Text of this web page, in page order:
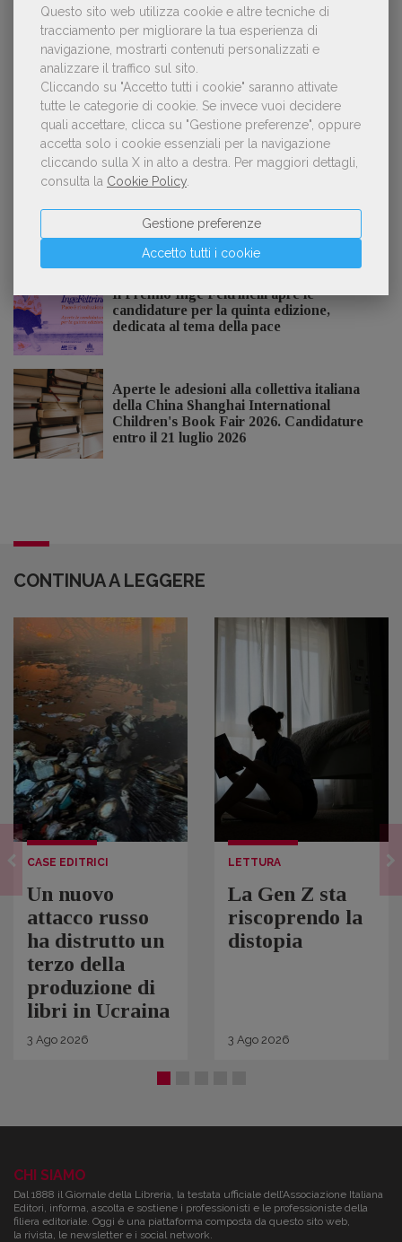
Questo sito web utilizza cookie e altre tecniche di
tracciamento per migliorare la tua esperienza di
navigazione, mostrarti contenuti personalizzati e
analizzare il traffico sul sito.
Cliccando su "Accetto tutti i cookie" saranno attivate
tutte le categorie di cookie. Se invece vuoi decidere
quali accettare, clicca su "Gestione preferenze", oppure
accetta solo i cookie essenziali per la navigazione
cliccando sulla X in alto a destra. Per maggiori dettagli,
consulta la Cookie Policy
Accetto tutti i cookie
Gestione preferenze
Kobo ha rifiutato il 45% dei testi ricevuti per
sospetto utilizzo dell’IA
«La voce umana? Ha un valore aggiunto
impareggiabile». Simona Musmeci, product
manager ebook e audiolibri
NOTIZIE DALL'AIE
Il Premio Inge Feltrinelli apre le
candidature per la quinta edizione,
dedicata al tema della pace
Aperte le adesioni alla collettiva italiana
della China Shanghai International
Children's Book Fair 2026. Candidature
entro il 21 luglio 2026
CONTINUA A LEGGERE
CASE EDITRICI
Un nuovo
attacco russo
ha distrutto un
terzo della
produzione di
libri in Ucraina
3 Ago 2026
LETTURA
La Gen Z sta
riscoprendo la
distopia
3 Ago 2026
CHI SIAMO
Dal 1888 il Giornale della Libreria, la testata ufficiale dell’Associazione Italiana
Editori, informa, ascolta e sostiene i professionisti e le professioniste della
filiera editoriale. Oggi è una piattaforma composta da questo sito web,
la rivista, le newsletter e i social network.